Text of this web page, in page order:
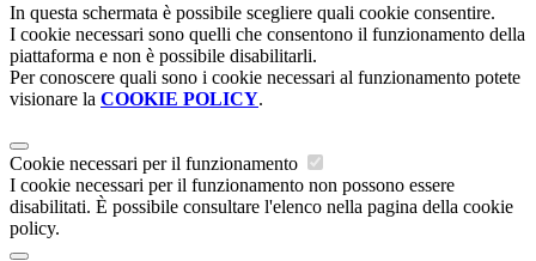
In questa schermata è possibile scegliere quali cookie consentire.
I cookie necessari sono quelli che consentono il funzionamento della
piattaforma e non è possibile disabilitarli.
Per conoscere quali sono i cookie necessari al funzionamento potete
visionare la COOKIE POLICY.
Cookie necessari per il funzionamento
I cookie necessari per il funzionamento non possono essere
disabilitati. È possibile consultare l'elenco nella pagina della cookie
policy.